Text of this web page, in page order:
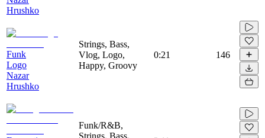
Hrushko
Funk
Logo
Nazar
Hrushko
Strings, Bass,
Vlog, Logo,
Happy, Groovy
0:21 146
Funk/R&B,
Strings, Bass,